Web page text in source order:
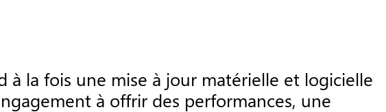
la fois une mise à jour matérielle et logicielle
à offrir des performances, une